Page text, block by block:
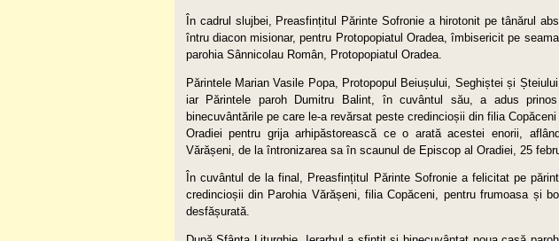
În cadrul slujbei, Preasfințitul Părinte Sofronie a hirotonit pe tânărul
întru diacon misionar, pentru Protopopiatul Oradea, îmbisericit pe
parohia Sânnicolau Român, Protopopiatul Oradea.
Părintele Marian Vasile Popa, Protopopul Beiușului, Seghiștei și
iar Părintele paroh Dumitru Balint, în cuvântul său, a adus
binecuvântările pe care le-a revărsat peste credincioșii din filia
Oradiei pentru grija arhipăstorească ce o arată acestei enorii,
Vărășeni, de la întronizarea sa în scaunul de Episcop al Oradiei, 25
În cuvântul de la final, Preasfințitul Părinte Sofronie a felicitat pe
credincioșii din Parohia Vărășeni, filia Copăceni, pentru frumoasa și
desfășurată.